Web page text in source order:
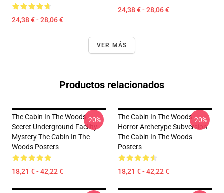
24,38 € - 28,06 €
24,38 € - 28,06 €
VER MÁS
Productos relacionados
The Cabin In The Woods -
Secret Underground Facility
Mystery The Cabin In The
Woods Posters
18,21 € - 42,22 €
-20%
The Cabin In The Woods -
Horror Archetype Subversion
The Cabin In The Woods
Posters
18,21 € - 42,22 €
-20%